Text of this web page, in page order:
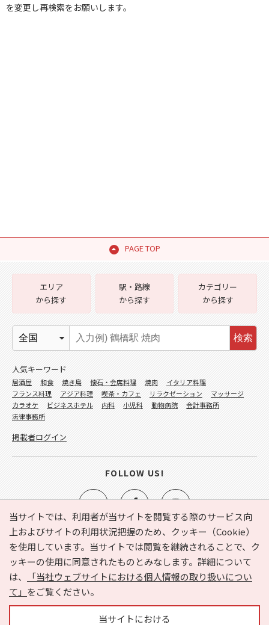
を変更し再検索をお願いします。
PAGE TOP
当サイトでは、利用者が当サイトを閲覧する際のサービス向
上およびサイトの利用状況把握のため、クッキー（Cookie）
を使用しています。当サイトでは閲覧を継続されることで、ク
ッキーの使用に同意されたものとみなします。詳細について
は、
「当社ウェブサイトにおける個人情報の取り扱いについ
て」 をご覧ください。
当サイトにおける
e-NAVITA（イーナビタ）とは？ お気に入り
ヘルプ
利用規約
個人情報の取り扱いについて
運営会社
サイトマップ
広告掲載に関するお問い合わせ
エリア
から探す
駅・路線
から探す
カテゴリー
から探す
検索
人気キーワード
居酒屋 和食 焼き鳥 懐石・会席料理 焼肉
イタリア料理
フランス料理
アジア料理 喫茶・カフェ リラクゼーション
マッサージ
カラオケ
ビジネスホテル 内科 小児科 動物病院
会計事務所
法律事務所
掲載者ログイン
FOLLOW US!